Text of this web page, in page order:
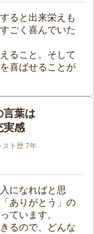
ると出来栄えも
ごく喜んでいた
ること。そして
喜ばせることが
言葉は
実感
スト歴 7年
になればと思
ありがとう」の
ています。
るので、どんな